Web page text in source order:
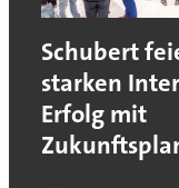
Schubert
starken
Erfolg mit